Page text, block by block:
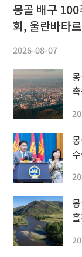
몽골 배구
회, 울란바타
2026-08-07